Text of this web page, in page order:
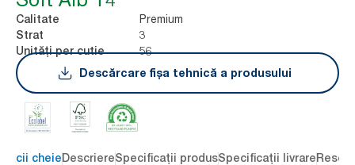
Calitate Premium
Strat 3
Unități per cutie
56
Descărcare fișa tehnică a produsului
cheieDescriereSpecificații produsSpecificații livrare